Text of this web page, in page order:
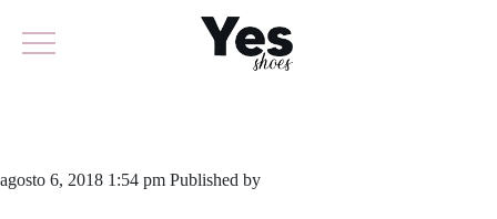
agosto 6, 2018 1:54 pm Published by